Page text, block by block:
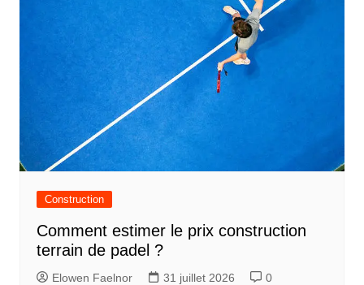
Construction
Comment estimer le prix construction
terrain de padel ?
Elowen Faelnor 31 juillet 2026 0